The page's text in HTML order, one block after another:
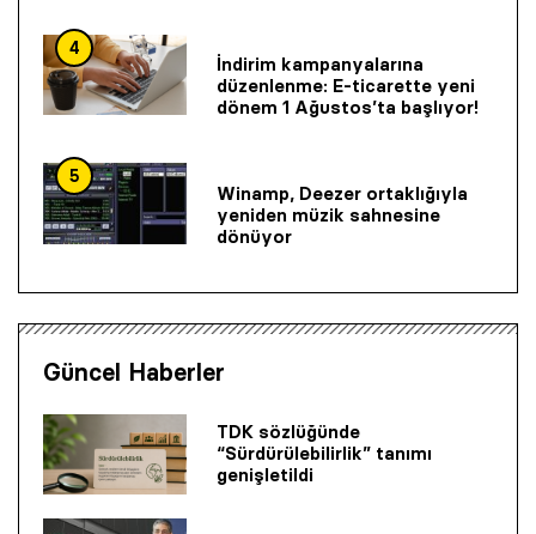
4
İndirim kampanyalarına
düzenlenme: E-ticarette yeni
dönem 1 Ağustos’ta başlıyor!
5
Winamp, Deezer ortaklığıyla
yeniden müzik sahnesine
dönüyor
Güncel Haberler
TDK sözlüğünde
“Sürdürülebilirlik” tanımı
genişletildi